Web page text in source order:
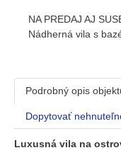
NA PREDAJ AJ
Nádherná vila s
Podrobný opis
Dopytovať
Luxusná vila na